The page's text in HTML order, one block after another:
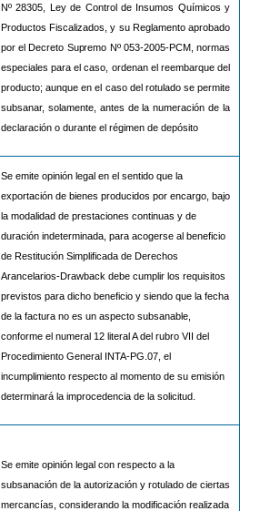
Nº 28305, Ley de Control de Insumos Químicos y
Productos Fiscalizados, y su Reglamento aprobado
por el Decreto Supremo Nº 053-2005-PCM, normas
especiales para el caso, ordenan el reembarque del
producto; aunque en el caso del rotulado se permite
subsanar, solamente, antes de la numeración de la
declaración o durante el régimen de depósito
Se emite opinión legal en el sentido que la
exportación de bienes producidos por encargo, bajo
la modalidad de prestaciones continuas y de
duración indeterminada, para acogerse al beneficio
de Restitución Simplificada de Derechos
Arancelarios-Drawback debe cumplir los requisitos
previstos para dicho beneficio y siendo que la fecha
de la factura no es un aspecto subsanable,
conforme el numeral 12 literal A del rubro VII del
Procedimiento General INTA-PG.07, el
incumplimiento respecto al momento de su emisión
determinará la improcedencia de la solicitud.
Se emite opinión legal con respecto a la
subsanación de la autorización y rotulado de ciertas
mercancías, considerando la modificación realizada